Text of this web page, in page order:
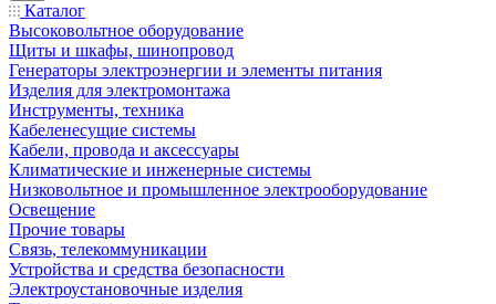
Каталог
Высоковольтное оборудование
Щиты и шкафы, шинопровод
Генераторы электроэнергии и элементы питания
Изделия для электромонтажа
Инструменты, техника
Кабеленесущие системы
Кабели, провода и аксессуары
Климатические и инженерные системы
Низковольтное и промышленное электрооборудование
Освещение
Прочие товары
Связь, телекоммуникации
Устройства и средства безопасности
Электроустановочные изделия